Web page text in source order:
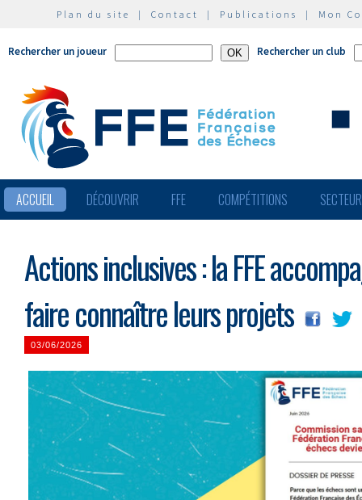
Plan du site | Contact | Publications | Mon
Rechercher un joueur Rechercher un club
ACCUEIL DÉCOUVRIR FFE COMPÉTITIONS
Actions inclusives : la FFE
faire connaître leurs projets
03/06/2026